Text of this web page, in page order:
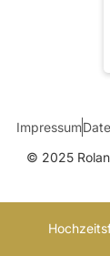
© 2025
Impressum